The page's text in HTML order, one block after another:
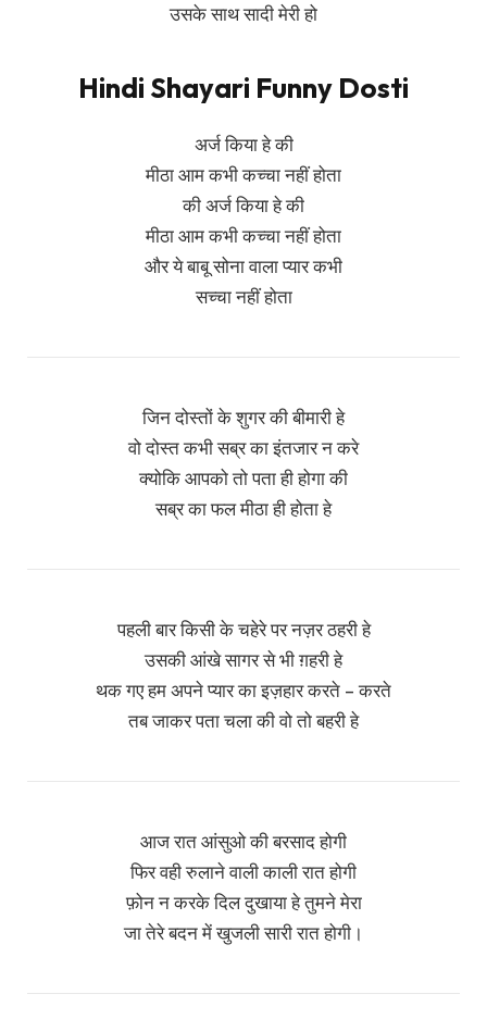
उसके साथ सादी मेरी हो
Hindi Shayari Funny Dosti
अर्ज किया हे की
मीठा आम कभी कच्चा नहीं होता
की अर्ज किया हे की
मीठा आम कभी कच्चा नहीं होता
और ये बाबू सोना वाला प्यार कभी
सच्चा नहीं होता
जिन दोस्तों के शुगर की बीमारी हे
वो दोस्त कभी सब्र का इंतजार न करे
क्योकि आपको तो पता ही होगा की
सब्र का फल मीठा ही होता हे
पहली बार किसी के चहेरे पर नज़र ठहरी हे
उसकी आंखे सागर से भी ग़हरी हे
थक गए हम अपने प्यार का इज़हार करते – करते
तब जाकर पता चला की वो तो बहरी हे
आज रात आंसुओ की बरसाद होगी
फिर वही रुलाने वाली काली रात होगी
फ़ोन न करके दिल दुखाया हे तुमने मेरा
जा तेरे बदन में खुजली सारी रात होगी।